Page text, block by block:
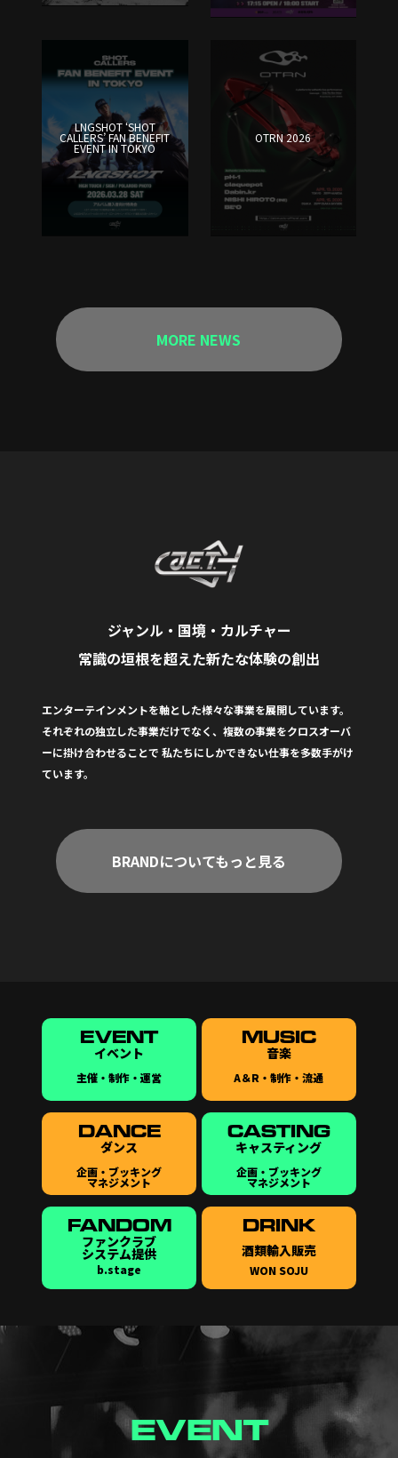
LNGSHOT ‘SHOT
CALLERS’ FAN BENEFIT
EVENT IN TOKYO
OTRN 2026
MORE NEWS
ジャンル・国境・カルチャー
常識の垣根を超えた新たな体験の創出
エンターテインメントを軸とした様々な事業を展開しています。
それぞれの独立した事業だけでなく、複数の事業をクロスオーバ
ーに掛け合わせることで 私たちにしかできない仕事を多数手がけ
ています。
BRANDについてもっと見る
EVENT
イベント
主催・制作・運営
MUSIC
音楽
A＆R・制作・流通
DANCE
ダンス
企画・ブッキング
マネジメント
CASTING
キャスティング
企画・ブッキング
マネジメント
FANDOM
ファンクラブ
システム提供
b.stage
DRINK
酒類輸入販売
WON SOJU
EVENT